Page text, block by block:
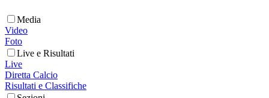
Media
Video
Foto
Live e Risultati
Live
Diretta Calcio
Risultati e Classifiche